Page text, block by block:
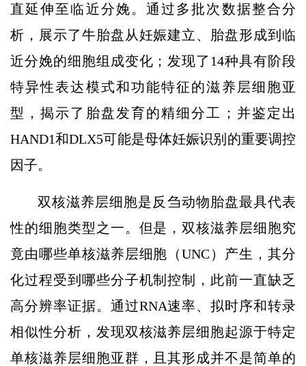
直延伸至临近分娩。通过多批次数据整合分
析，展示了牛胎盘从妊娠建立、胎盘形成到临
近分娩的细胞组成变化；发现了14种具有阶段
特异性表达模式和功能特征的滋养层细胞亚
型，揭示了胎盘发育的精细分工；并鉴定出
HAND1和DLX5可能是母体妊娠识别的重要调控
因子。
双核滋养层细胞是反刍动物胎盘最具代表
性的细胞类型之一。但是，双核滋养层细胞究
竟由哪些单核滋养层细胞（UNC）产生，其分
化过程受到哪些分子机制控制，此前一直缺乏
高分辨率证据。通过RNA速率、拟时序和转录
相似性分析，发现双核滋养层细胞起源于特定
单核滋养层细胞亚群，且其形成并不是简单的